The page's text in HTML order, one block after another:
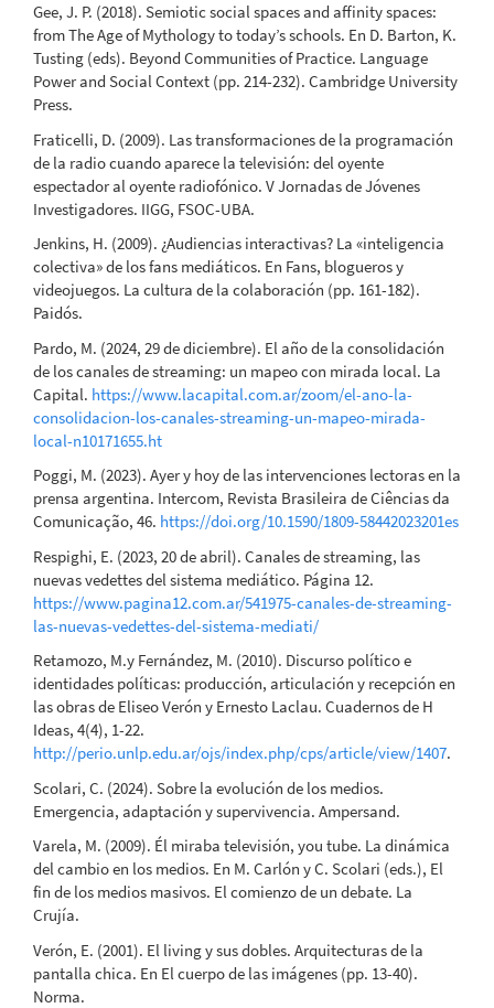
Gee, J. P. (2018). Semiotic social spaces and affinity spaces:
from The Age of Mythology to today’s schools. En D. Barton, K.
Tusting (eds). Beyond Communities of Practice. Language
Power and Social Context (pp. 214-232). Cambridge University
Press.
Fraticelli, D. (2009). Las transformaciones de la programación
de la radio cuando aparece la televisión: del oyente
espectador al oyente radiofónico. V Jornadas de Jóvenes
Investigadores. IIGG, FSOC-UBA.
Jenkins, H. (2009). ¿Audiencias interactivas? La «inteligencia
colectiva» de los fans mediáticos. En Fans, blogueros y
videojuegos. La cultura de la colaboración (pp. 161-182).
Paidós.
Pardo, M. (2024, 29 de diciembre). El año de la consolidación
de los canales de streaming: un mapeo con mirada local. La
Capital. https://www.lacapital.com.ar/zoom/el-ano-la-
consolidacion-los-canales-streaming-un-mapeo-mirada-
local-n10171655.ht
Poggi, M. (2023). Ayer y hoy de las intervenciones lectoras en la
prensa argentina. Intercom, Revista Brasileira de Ciências da
Comunicação, 46. https://doi.org/10.1590/1809-58442023201es
Respighi, E. (2023, 20 de abril). Canales de streaming, las
nuevas vedettes del sistema mediático. Página 12.
https://www.pagina12.com.ar/541975-canales-de-streaming-
las-nuevas-vedettes-del-sistema-mediati/
Retamozo, M.y Fernández, M. (2010). Discurso político e
identidades políticas: producción, articulación y recepción en
las obras de Eliseo Verón y Ernesto Laclau. Cuadernos de H
Ideas, 4(4), 1-22.
http://perio.unlp.edu.ar/ojs/index.php/cps/article/view/1407.
Scolari, C. (2024). Sobre la evolución de los medios.
Emergencia, adaptación y supervivencia. Ampersand.
Varela, M. (2009). Él miraba televisión, you tube. La dinámica
del cambio en los medios. En M. Carlón y C. Scolari (eds.), El
fin de los medios masivos. El comienzo de un debate. La
Crujía.
Verón, E. (2001). El living y sus dobles. Arquitecturas de la
pantalla chica. En El cuerpo de las imágenes (pp. 13-40).
Norma.